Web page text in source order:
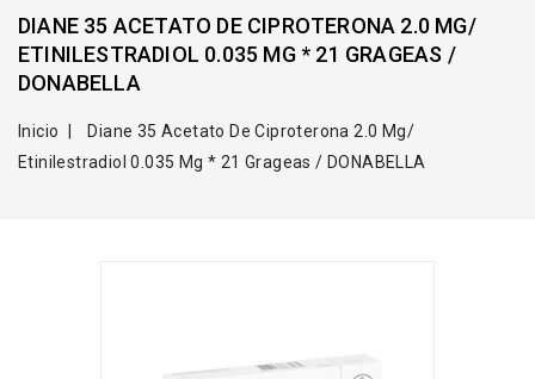
DIANE 35 ACETATO DE CIPROTERONA 2.0 MG/
ETINILESTRADIOL 0.035 MG * 21 GRAGEAS /
DONABELLA
Inicio
Diane 35 Acetato De Ciproterona 2.0 Mg/
Etinilestradiol 0.035 Mg * 21 Grageas / DONABELLA